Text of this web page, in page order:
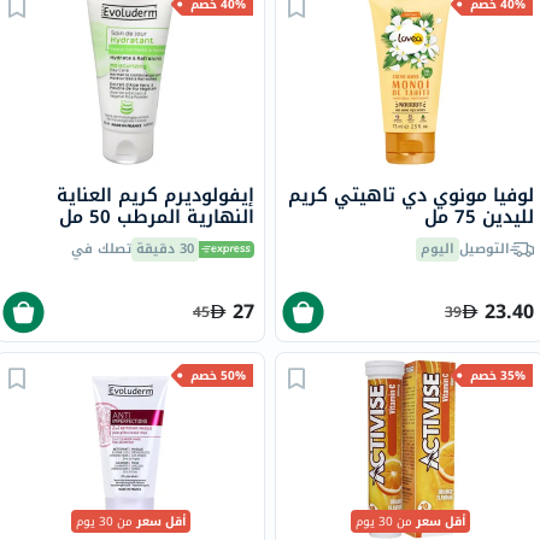
لوفيا مونوي دي تاهيتي كريم
لليدين 75 مل
التوصيل اليوم
23.40
39
إيفولوديرم كريم العناية
النهارية المرطب 50 مل
18348 30 دقيقة تصلك في
27
45
35% خصم
أقل سعرمن 30 يوم
50% خصم
أقل سعرمن 30 يوم